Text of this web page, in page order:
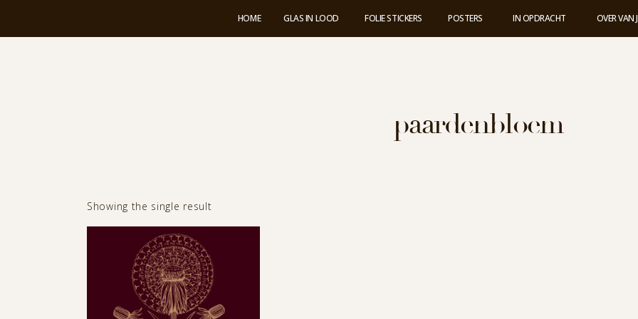
OVER VAN
IN OPDRACHT
POSTERS
FOLIE STICKERS
GLAS IN LOOD
HOME
paardenbloem
Showing the single result